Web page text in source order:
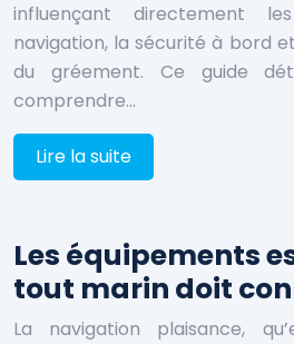
influençant directement
navigation, la sécurité à bord
du gréement. Ce guide
comprendre…
Lire la suite
Les équipements
tout marin doit
La navigation plaisance,